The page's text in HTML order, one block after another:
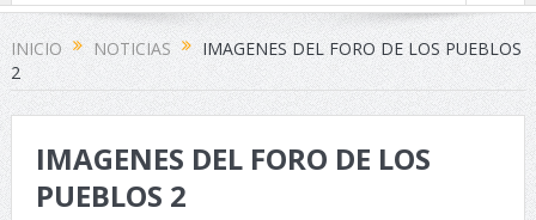
INICIO NOTICIAS
IMAGENES DEL FORO DE LOS PUEBLOS
2
IMAGENES DEL FORO DE LOS
PUEBLOS 2